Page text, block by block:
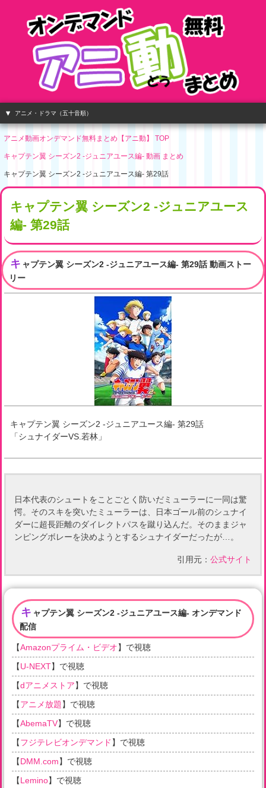
アニメ・ドラマ（五十音順）
アニメ動画オンデマンド無料まとめ【アニ動】 TOP
キャプテン翼 シーズン2 -ジュニアユース編- 動画 まとめ
キャプテン翼 シーズン2 -ジュニアユース編- 第29話
キャプテン翼 シーズン2 -ジュニアユース
編- 第29話
キ ャプテン翼 シーズン2 -ジュニアユース編- 第29話 動画ストー
リー
キャプテン翼 シーズン2 -ジュニアユース編- 第29話
「シュナイダーVS.若林 」
日本代表のシュートをことごとく防いだミューラーに一同は驚
愕。そのスキを突いたミューラーは、日本ゴール前のシュナイ
ダーに超長距離のダイレクトパスを蹴り込んだ。そのままジャ
ンピングボレーを決めようとするシュナイダーだったが…。
引用元： 公式サイト
キ ャプテン翼 シーズン2 -ジュニアユース編- オンデマンド
配信
【Amazonプライム・ビデオ】で視聴
【U-NEXT】で視聴
【dアニメストア】で視聴
【アニメ放題】で視聴
【AbemaTV】で視聴
【フジテレビオンデマンド 】で視聴
【DMM.com】で視聴
【Lemino】で視聴